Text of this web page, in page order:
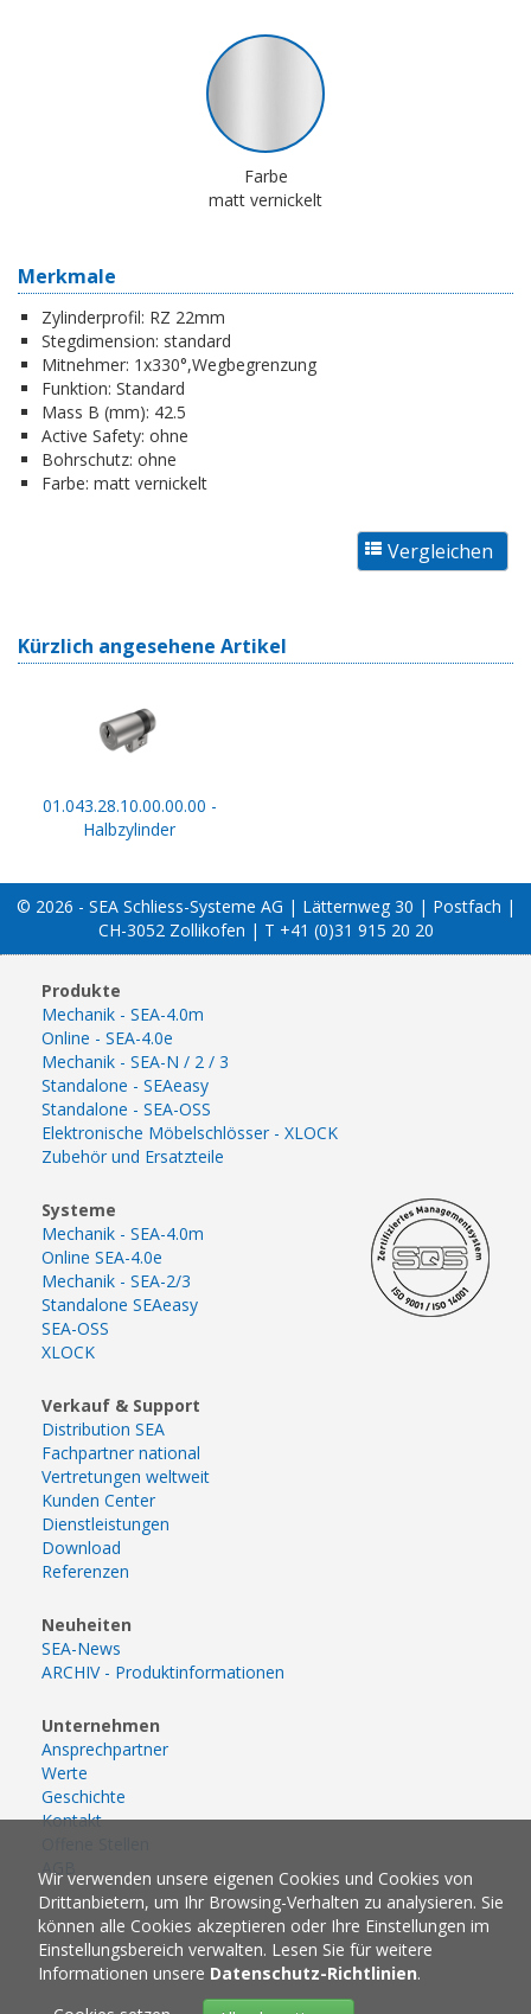
Farbe
matt vernickelt
Merkmale
Zylinderprofil: RZ 22mm
Stegdimension: standard
Mitnehmer: 1x330°,Wegbegrenzung
Funktion: Standard
Mass B (mm): 42.5
Active Safety: ohne
Bohrschutz: ohne
Farbe: matt vernickelt
Kürzlich angesehene Artikel
01.043.28.10.00.00.00 -
Halbzylinder
© 2026 - SEA Schliess-Systeme AG | Lätternweg 30 | Postfach |
CH-3052 Zollikofen | T +41 (0)31 915 20 20
Produkte
Mechanik - SEA-4.0m
Online - SEA-4.0e
Mechanik - SEA-N / 2 / 3
Standalone - SEAeasy
Standalone - SEA-OSS
Elektronische Möbelschlösser - XLOCK
Zubehör und Ersatzteile
Systeme
Mechanik - SEA-4.0m
Online SEA-4.0e
Mechanik - SEA-2/3
Standalone SEAeasy
SEA-OSS
XLOCK
Verkauf & Support
Distribution SEA
Fachpartner national
Vertretungen weltweit
Kunden Center
Dienstleistungen
Download
Referenzen
Neuheiten
SEA-News
ARCHIV - Produktinformationen
Unternehmen
Ansprechpartner
Werte
Geschichte
Kontakt
AGB
Wir verwenden unsere eigenen Cookies und Cookies von
Drittanbietern, um Ihr Browsing-Verhalten zu analysieren. Sie
können alle Cookies akzeptieren oder Ihre Einstellungen im
Einstellungsbereich verwalten. Lesen Sie für weitere
Informationen unsere Datenschutz-Richtlinien.